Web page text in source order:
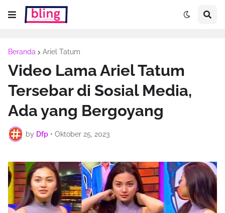
Beranda Ariel Tatum
Video Lama Ariel Tatum
Tersebar di Sosial Media,
Ada yang Bergoyang
by Dfp • Oktober 25, 2023